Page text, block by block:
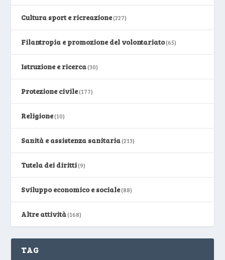
Cultura sport e ricreazione(227)
Filantropia e promozione del volontariato(65)
Istruzione e ricerca(30)
Protezione civile(177)
Religione(10)
Sanità e assistenza sanitaria(213)
Tutela dei diritti(9)
Sviluppo economico e sociale(88)
Altre attività(168)
TAG